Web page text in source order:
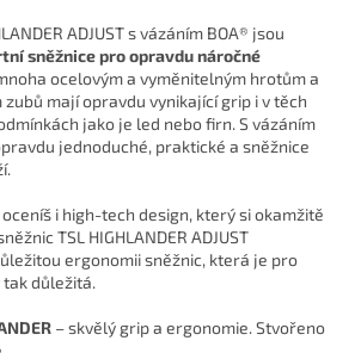
ADJUST s vázáním BOA® jsou
sněžnice pro opravdu náročné
ocelovým a vyměnitelným hrotům a
mají opravdu vynikající grip i v těch
jako je led nebo firn. S vázáním
jednoduché, praktické a sněžnice
i high-tech design, který si okamžitě
TSL HIGHLANDER ADJUST
ergonomii sněžnic, která je pro
důležitá.
– skvělý grip a ergonomie. Stvořeno